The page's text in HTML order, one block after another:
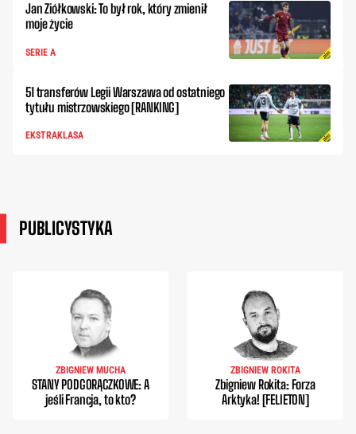
Jan Ziółkowski: To był rok, który zmienił
moje życie
SERIE A
51 transferów Legii Warszawa od ostatniego
tytułu mistrzowskiego [RANKING]
EKSTRAKLASA
PUBLICYSTYKA
ZBIGNIEW MUCHA
STANY PODGORĄCZKOWE: A
jeśli Francja, to kto?
ZBIGNIEW ROKITA
Zbigniew Rokita: Forza
Arktyka! [FELIETON]